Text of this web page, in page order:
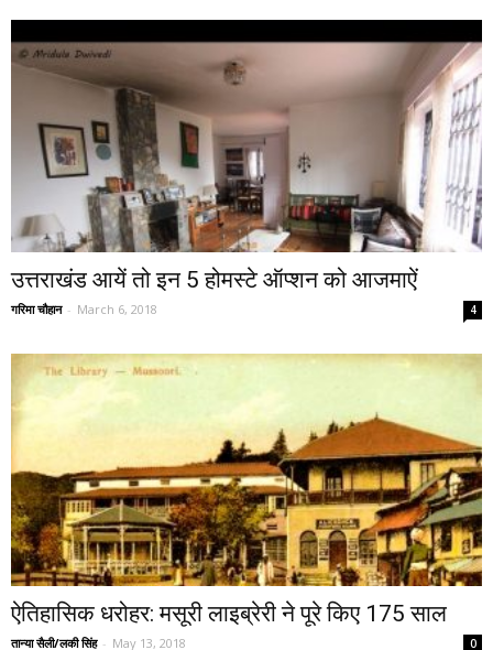
उत्तराखंड आयें तो इन 5 होमस्टे ऑप्शन को आजमाऐं
गरिमा चौहान - March 6, 2018 4
ऐतिहासिक धरोहर: मसूरी लाइब्रेरी ने पूरे किए 175 साल
तान्या सैली/लकी सिंह - May 13, 2018 0